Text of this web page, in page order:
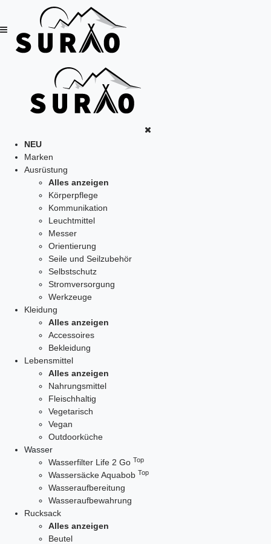
NEU
Marken
Ausrüstung
Alles anzeigen
Körperpflege
Kommunikation
Leuchtmittel
Messer
Orientierung
Seile und Seilzubehör
Selbstschutz
Stromversorgung
Werkzeuge
Kleidung
Alles anzeigen
Accessoires
Bekleidung
Lebensmittel
Alles anzeigen
Nahrungsmittel
Fleischhaltig
Vegetarisch
Vegan
Outdoorküche
Wasser
Wasserfilter Life 2 Go Top
Wassersäcke Aquabob Top
Wasseraufbereitung
Wasseraufbewahrung
Rucksack
Alles anzeigen
Beutel